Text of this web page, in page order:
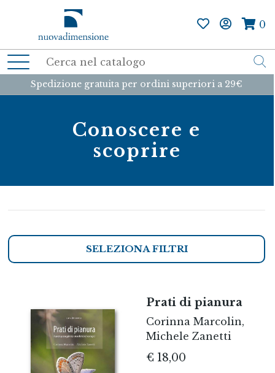
0
Spedizione gratuita per ordini superiori a 29€
Conoscere e
scoprire
SELEZIONA FILTRI
Prati di pianura
Corinna Marcolin,
Michele Zanetti
€ 18,00